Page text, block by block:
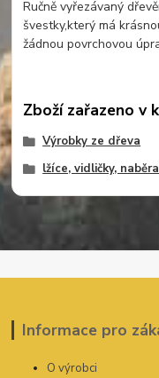
Ručně vyřezávaný
švestky,který má
žádnou povrchovou
Zboží zařazeno v
Výrobky ze dřeva
lžíce, vidličky,
Informace pro
O výrobci